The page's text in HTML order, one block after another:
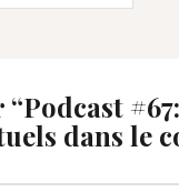
“Podcast
dans le